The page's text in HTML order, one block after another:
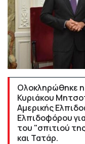
Ολοκληρώθηκε
Κυριάκου
Αμερικής
Ελπιδοφόρου
του "σπιτιού
και Τατάρ.